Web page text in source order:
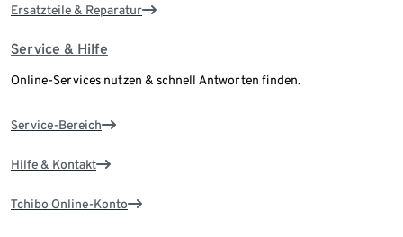
Ersatzteile & Reparatur
Service & Hilfe
Online-Services nutzen & schnell Antworten finden.
Service-Bereich
Hilfe & Kontakt
Tchibo Online-Konto